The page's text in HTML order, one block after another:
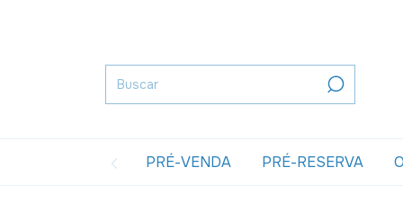
PRÉ-VENDA PRÉ-RESERVA